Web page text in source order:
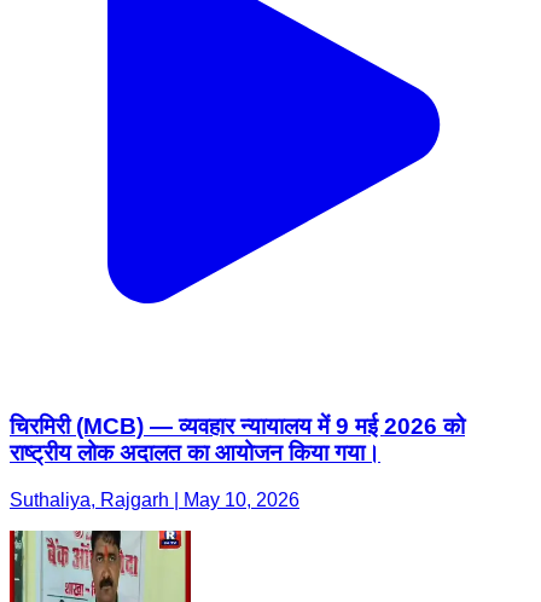
चिरमिरी (MCB) — व्यवहार न्यायालय में 9 मई 2026 को
राष्ट्रीय लोक अदालत का आयोजन किया गया।
Suthaliya, Rajgarh | May 10, 2026